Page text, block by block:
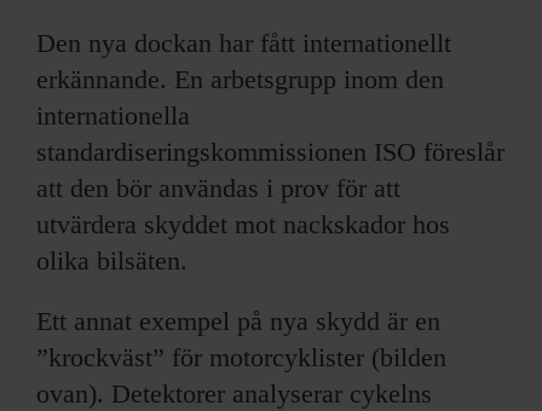
Den nya dockan har fått internationellt
erkännande. En arbetsgrupp inom den
internationella
standardiseringskommissionen ISO föreslår
att den bör användas i prov för att
utvärdera skyddet mot nackskador hos
olika bilsäten.
Ett annat exempel på nya skydd är en
”krockväst” för motorcyklister (bilden
ovan). Detektorer analyserar cykelns